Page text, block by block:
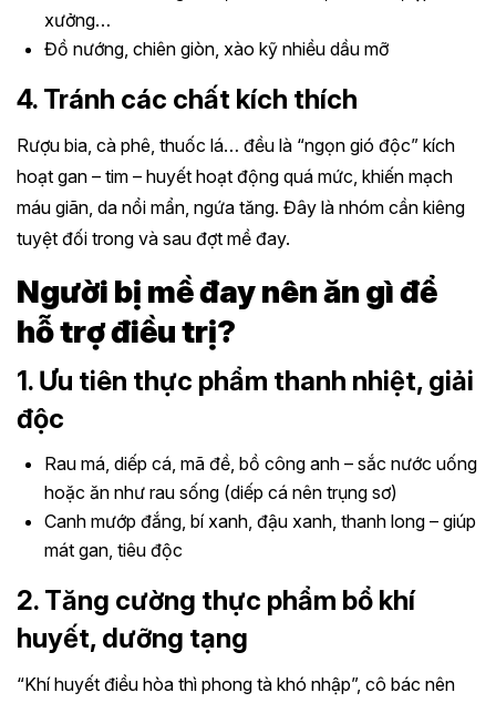
xưởng…
Đồ nướng, chiên giòn, xào kỹ nhiều dầu mỡ
4. Tránh các chất kích thích
Rượu bia, cà phê, thuốc lá… đều là “ngọn gió độc” kích
hoạt gan – tim – huyết hoạt động quá mức, khiến mạch
máu giãn, da nổi mẩn, ngứa tăng. Đây là nhóm cần kiêng
tuyệt đối trong và sau đợt mề đay.
Người bị mề đay nên ăn gì để
hỗ trợ điều trị?
1. Ưu tiên thực phẩm thanh nhiệt, giải
độc
Rau má, diếp cá, mã đề, bồ công anh – sắc nước uống
hoặc ăn như rau sống (diếp cá nên trụng sơ)
Canh mướp đắng, bí xanh, đậu xanh, thanh long – giúp
mát gan, tiêu độc
2. Tăng cường thực phẩm bổ khí
huyết, dưỡng tạng
“Khí huyết điều hòa thì phong tà khó nhập”, cô bác nên